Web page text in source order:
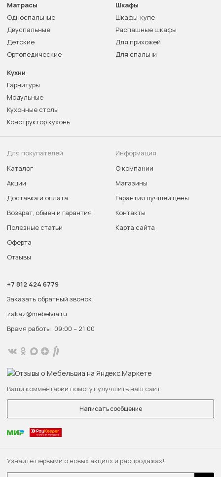
Узнайте первыми о новых акциях и распродажах!
Матрасы
Односпальные
Двуспальные
Детские
Ортопедические
Шкафы
Шкафы-купе
Распашные шкафы
Для прихожей
Для спальни
Кухни
Гарнитуры
Модульные
Кухонные столы
Конструктор кухонь
Для покупателей
Каталог
Акции
Доставка и оплата
Возврат, обмен и гарантия
Полезные статьи
Оферта
Отзывы
Информация
О компании
Магазины
Гарантия лучшей цены
Контакты
Карта сайта
+7 812 424 6779
Заказать обратный звонок
zakaz@mebelvia.ru
Время работы: 09:00 – 21:00
Ваши комментарии помогут улучшить наш сайт
Написать сообщение